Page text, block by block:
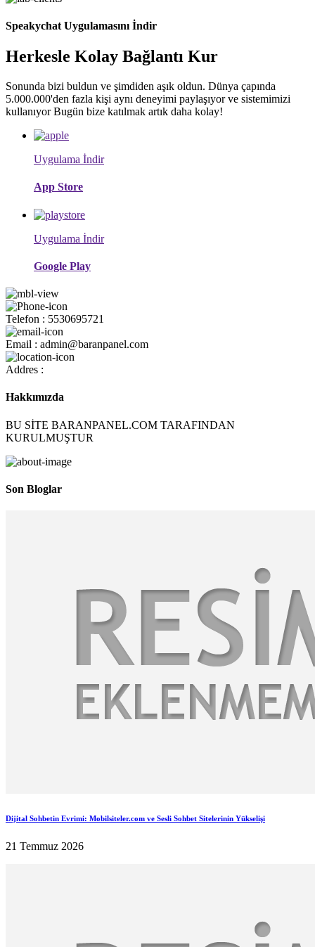
Speakychat Uygulamasını İndir
Herkesle Kolay Bağlantı Kur
Sonunda bizi buldun ve şimdiden aşık oldun. Dünya çapında
5.000.000'den fazla kişi aynı deneyimi paylaşıyor ve sistemimizi
kullanıyor Bugün bize katılmak artık daha kolay!
Uygulama İndir
App Store
Uygulama İndir
Google Play
Telefon : 5530695721
Email : admin@baranpanel.com
Addres :
Hakkımızda
BU SİTE BARANPANEL.COM TARAFINDAN
KURULMUŞTUR
Son Bloglar
Dijital Sohbetin Evrimi: Mobilsiteler.com ve Sesli Sohbet Sitelerinin Yükselişi
21 Temmuz 2026